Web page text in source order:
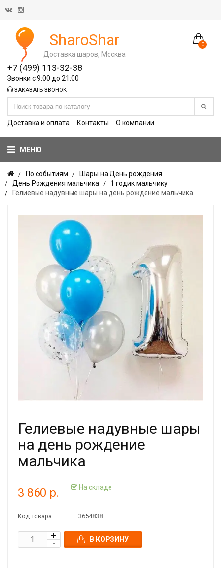
0
SharoShar
Доставка шаров, Москва
+7 (499) 113-32-38
Звонки с 9:00 до 21:00
ЗАКАЗАТЬ ЗВОНОК
Доставка и оплата Контакты О компании
МЕНЮ
По событиям
Шары на День рождения
День Рождения мальчика
1 годик мальчику
Гелиевые надувные шары на день рождение мальчика
Гелиевые надувные шары
на день рождение
мальчика
3 860 р. На складе
Код товара: 3654838
В КОРЗИНУ